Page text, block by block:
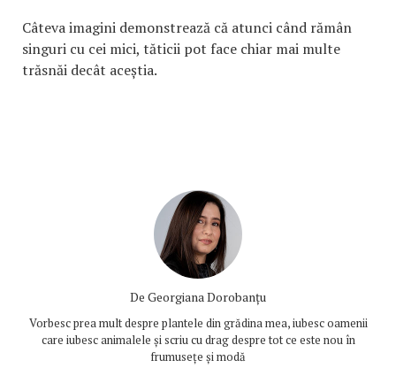
Câteva imagini demonstrează că atunci când rămân
singuri cu cei mici, tăticii pot face chiar mai multe
trăsnăi decât aceștia.
De Georgiana Dorobanțu
Vorbesc prea mult despre plantele din grădina mea, iubesc oamenii
care iubesc animalele și scriu cu drag despre tot ce este nou în
frumusețe și modă